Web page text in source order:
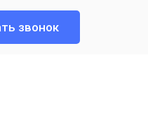
звонок